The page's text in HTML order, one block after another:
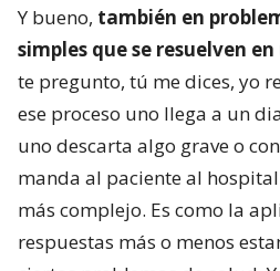
Y bueno, también en
simples que se resuelven
te pregunto, tú me dices, yo
ese proceso uno llega a un
uno descarta algo grave o
manda al paciente al
más complejo. Es como la
respuestas más o menos